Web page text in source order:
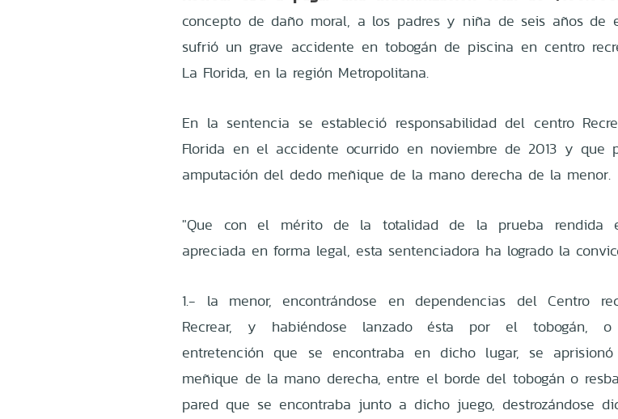
concepto de daño moral, a los padres y niña de seis años de
sufrió un grave accidente en tobogán de piscina en centro
La Florida, en la región Metropolitana.
En la sentencia se estableció responsabilidad del centro
Florida en el accidente ocurrido en noviembre de 2013 y que
amputación del dedo meñique de la mano derecha de la menor.
"Que con el mérito de la totalidad de la prueba rendida
apreciada en forma legal, esta sentenciadora ha logrado la
1.- la menor, encontrándose en dependencias del Centro
Recrear, y habiéndose lanzado ésta por el tobogán, o
entretención que se encontraba en dicho lugar, se
meñique de la mano derecha, entre el borde del tobogán o
pared que se encontraba junto a dicho juego, destrozándose